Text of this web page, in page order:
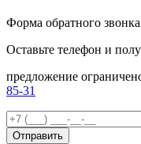
Форма обратного звонка
Оставьте телефон и
предложение
85-31
Отправить